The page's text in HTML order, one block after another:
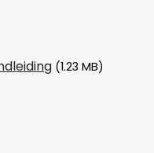
(1.23 MB)